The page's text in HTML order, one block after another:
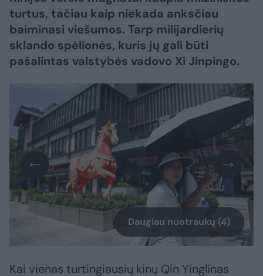
turtus, tačiau kaip niekada anksčiau
baiminasi viešumos. Tarp milijardierių
sklando spėlionės, kuris jų gali būti
pašalintas valstybės vadovo Xi Jinpingo.
Daugiau nuotraukų (4)
Kai vienas turtingiausių kinų Qin Yinglinas